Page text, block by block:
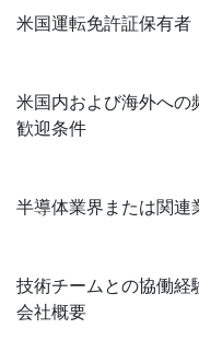
米国運転免許証保有者
米国内および海外への
歓迎条件
半導体業界または関連
技術チームとの協働経
会社概要